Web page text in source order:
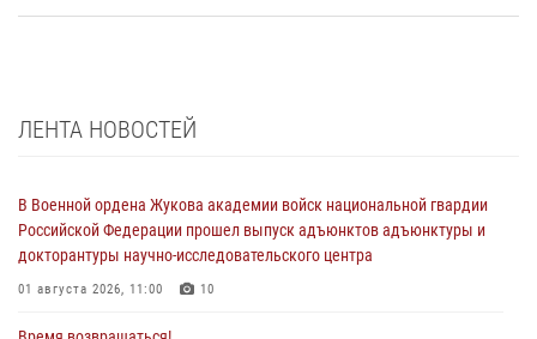
ЛЕНТА НОВОСТЕЙ
В Военной ордена Жукова академии войск национальной гвардии
Российской Федерации прошел выпуск адъюнктов адъюнктуры и
докторантуры научно-исследовательского центра
01 августа 2026, 11:00 10